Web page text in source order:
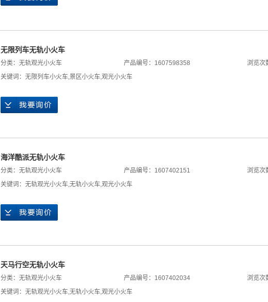
无限列车无轨小火车
分类： 无轨观光小火车 产品编号：1607598358
浏览次
关键词： 无限列车小火车,景区小火车,观光小火车
海洋酷派无轨小火车
分类： 无轨观光小火车 产品编号：1607402151
浏览次
关键词： 无轨观光小火车,无轨小火车,观光小火车
天马行空无轨小火车
分类： 无轨观光小火车 产品编号：1607402034
浏览次
关键词： 无轨观光小火车,无轨小火车,观光小火车